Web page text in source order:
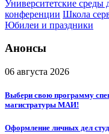
Университетские среды
конференции Школа
Юбилеи и праздники
Анонсы
06 августа 2026
Выбери свою программу
магистратуры МАИ!
Оформление личных дел